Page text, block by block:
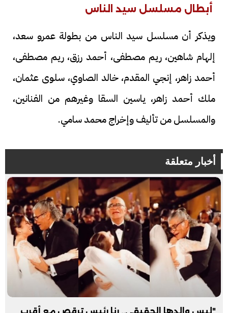
أبطال مسلسل سيد الناس
ويذكر أن مسلسل سيد الناس من بطولة عمرو سعد،
إلهام شاهين، ريم مصطفى، أحمد رزق، ريم مصطفى،
أحمد زاهر، إنجي المقدم، خالد الصاوي، سلوى عثمان،
ملك أحمد زاهر، ياسين السقا وغيرهم من الفنانين،
والمسلسل من تأليف وإخراج محمد سامي.
أخبار متعلقة